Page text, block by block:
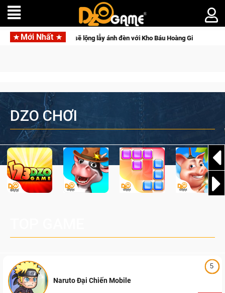
Mới Nhất
thủ Crossfire sẽ lộng lẫy ánh đèn với Kho Báu Hoàng Gia Sapphire Neon
DZO CHƠI
5
Naruto Đại Chiến Mobile